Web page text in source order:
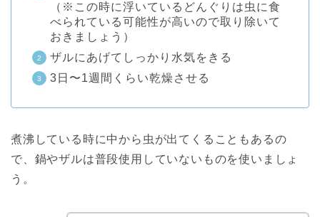
（※この時に浮いているどんぐりは虫に食
べられている可能性が高いので取り除いて
おきましょう）
ザルにあげてしっかり水気をきる
3日〜1週間くらい乾燥させる
煮沸している時に中から虫が出てくることもあるの
で、鍋やザルは普段使用していないものを使いましょ
う。